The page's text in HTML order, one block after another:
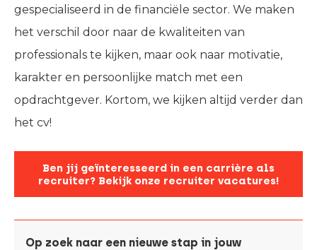
gespecialiseerd in de financiële sector. We maken
het verschil door naar de kwaliteiten van
professionals te kijken, maar ook naar motivatie,
karakter en persoonlijke match met een
opdrachtgever. Kortom, we kijken altijd verder dan
het cv!
Ben jij geïnteresseerd in een carrière als
recruiter? Bekijk onze recruiter vacatures!
Op zoek naar een nieuwe stap in jouw